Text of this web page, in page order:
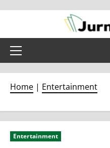
content
Primary
Home | Entertainment
Entertainment